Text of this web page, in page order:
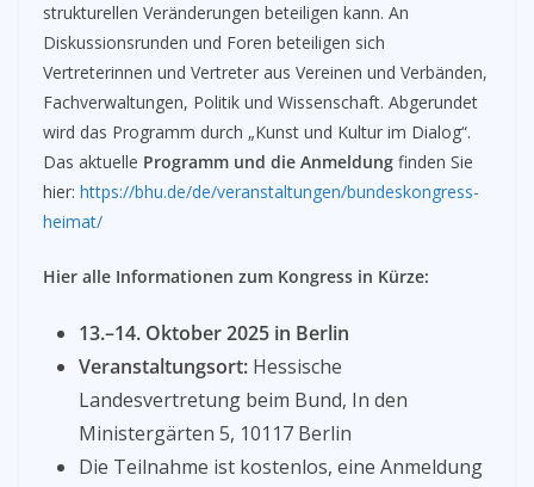
strukturellen Veränderungen beteiligen kann. An
Diskussionsrunden und Foren beteiligen sich
Vertreterinnen und Vertreter aus Vereinen und Verbänden,
Fachverwaltungen, Politik und Wissenschaft. Abgerundet
wird das Programm durch „Kunst und Kultur im Dialog“.
Das aktuelle Programm und die Anmeldung finden Sie
hier: https://bhu.de/de/veranstaltungen/bundeskongress-
heimat/
Hier alle Informationen zum Kongress in Kürze:
13.–14. Oktober 2025 in Berlin
Veranstaltungsort: Hessische
Landesvertretung beim Bund, In den
Ministergärten 5, 10117 Berlin
Die Teilnahme ist kostenlos, eine Anmeldung